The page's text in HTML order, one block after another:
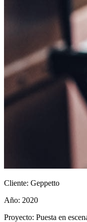
Cliente: Geppetto
Año: 2020
Proyecto: Puesta en